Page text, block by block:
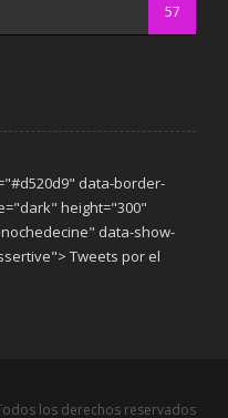
57
data-border-
height="300"
data-show-
Tweets por el
los derechos reservados